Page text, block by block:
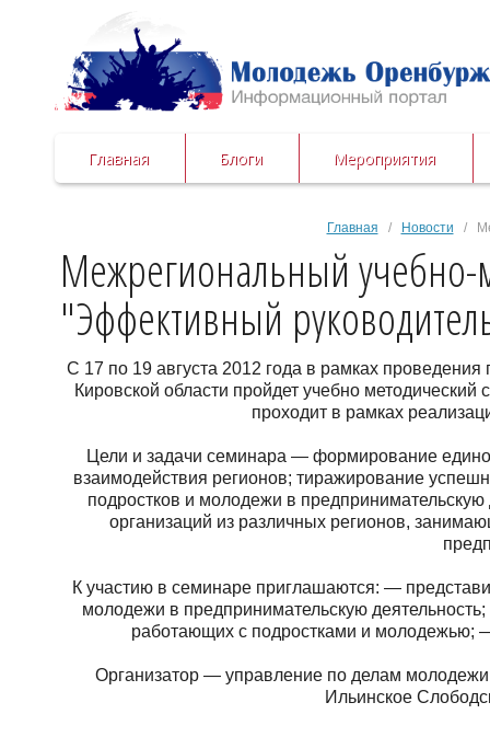
Главная Блоги Мероприятия
Главная / Новости /
Межрегиональный учебно-
"Эффективный
С 17 по 19 августа 2012 года в рамках
Кировской области пройдет учебно
проходит в рамках
Цели и задачи семинара — формирование
взаимодействия регионов; тиражирование
подростков и молодежи в
организаций из различных регионов,
К участию в семинаре приглашаются: —
молодежи в предпринимательскую
работающих с подростками и молодежью;
Организатор — управление по делам
Ильинское